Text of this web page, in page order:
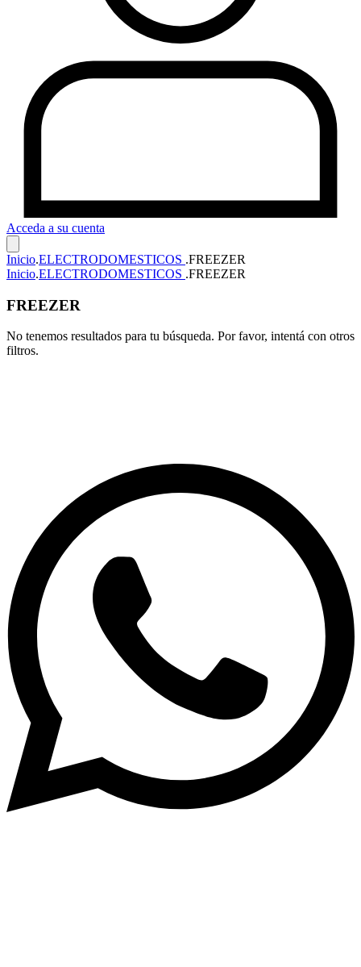
Acceda a su cuenta
Inicio.ELECTRODOMESTICOS .FREEZER
Inicio.ELECTRODOMESTICOS .FREEZER
FREEZER
No tenemos resultados para tu búsqueda. Por favor, intentá con otros
filtros.